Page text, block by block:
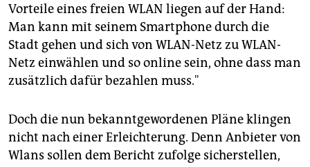
Vorteile eines freien WLAN liegen auf der Hand:
Man kann mit seinem Smartphone durch die
Stadt gehen und sich von WLAN-Netz zu WLAN-
Netz einwählen und so online sein, ohne dass man
zusätzlich dafür bezahlen muss."
Doch die nun bekanntgewordenen Pläne klingen
nicht nach einer Erleichterung. Denn Anbieter von
Wlans sollen dem Bericht zufolge sicherstellen,